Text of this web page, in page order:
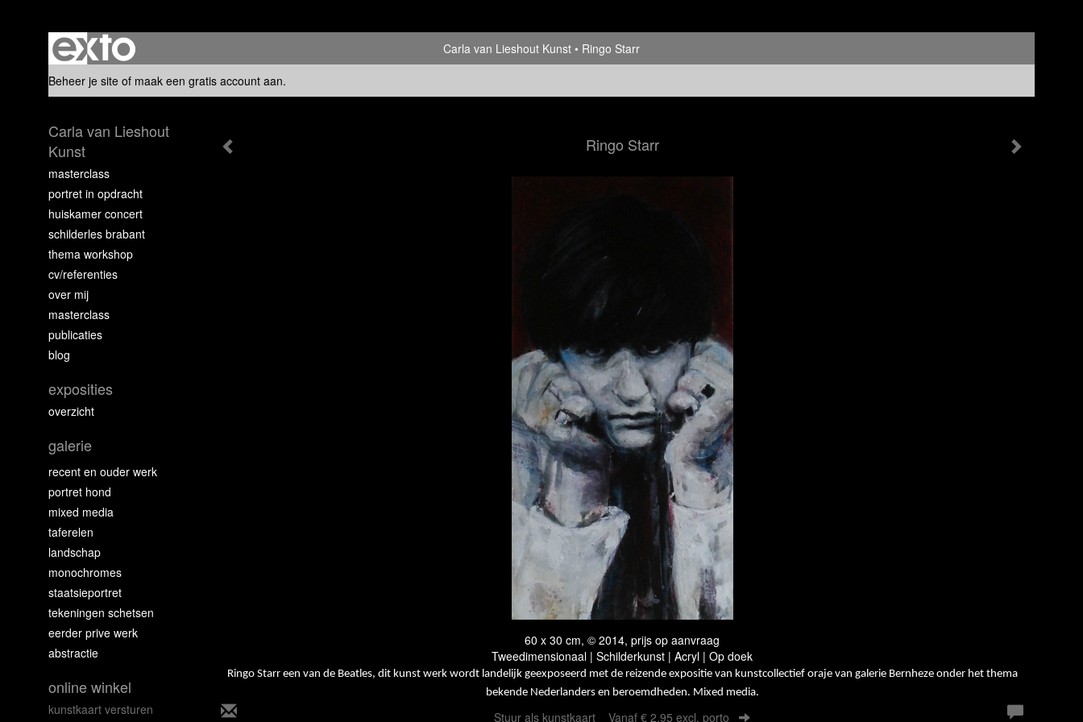
Carla van Lieshout Kunst
Ringo Starr
Beheer je site of maak een gratis account aan.
Ringo Starr
60 x 30 cm, © 2014, prijs op aanvraag
Tweedimensionaal | Schilderkunst | Acryl | Op doek
Ringo Starr een van de Beatles, dit kunst werk wordt landelijk geexposeerd met de reizende expositie van kunstcollectief oraje van galerie Bernheze onder het thema
bekende Nederlanders en beroemdheden. Mixed media.
Stuur als kunstkaart Vanaf € 2,95 excl. porto
Carla van Lieshout
Kunst
masterclass
portret in opdracht
huiskamer concert
schilderles brabant
thema workshop
cv/referenties
over mij
masterclass
publicaties
blog
exposities
overzicht
galerie
recent en ouder werk
portret hond
mixed media
taferelen
landschap
monochromes
staatsieportret
tekeningen schetsen
eerder prive werk
abstractie
online winkel
kunstkaart versturen